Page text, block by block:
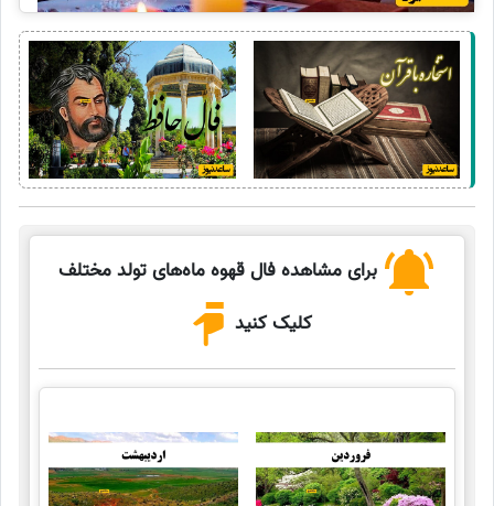
برای مشاهده فال قهوه ماه‌های تولد مختلف
کلیک کنید